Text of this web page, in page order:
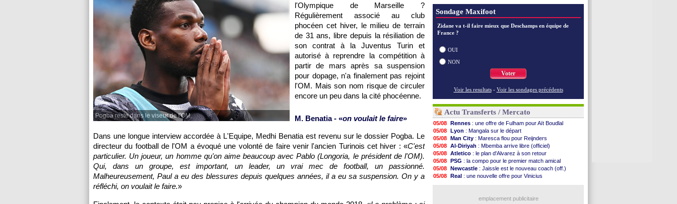
Pogba reste dans le viseur de l'OM.
l'Olympique de Marseille ?
Régulièrement associé au club
phocéen cet hiver, le milieu de terrain
de 31 ans, libre depuis la résiliation de
son contrat à la Juventus Turin et
autorisé à reprendre la compétition à
partir de mars après sa suspension
pour dopage, n'a finalement pas rejoint
l'OM. Mais son nom risque de circuler
encore un peu dans la cité phocéenne.
M. Benatia - «on voulait le faire»
Dans une longue interview accordée à L'Equipe, Medhi Benatia est revenu sur le dossier Pogba. Le
directeur du football de l'OM a évoqué une volonté de faire venir l'ancien Turinois cet hiver : «C'est
particulier. Un joueur, un homme qu'on aime beaucoup avec Pablo (Longoria, le président de l'OM).
Qui, dans un groupe, est important, un leader, un vrai mec de football, un passionné.
Malheureusement, Paul a eu des blessures depuis quelques années, il a eu sa suspension. On y a
réfléchi, on voulait le faire.»
Sondage Maxifoot
Zidane va t-il faire mieux que Deschamps en équipe de
France ?
OUI
NON
Voter
Voir les resultats - Voir les sondages précédents
Actu Transferts / Mercato
05/08 Rennes : une offre de Fulham pour Aït Boudlal
05/08 Lyon : Mangala sur le départ
05/08 Man City : Maresca flou pour Reijnders
05/08 Al-Diriyah : Mbemba arrive libre (officiel)
05/08 Atletico : le plan d'Alvarez à son retour
05/08 PSG : la compo pour le premier match amical
05/08 Newcastle : Jaissle est le nouveau coach (off.)
05/08 Real : une nouvelle offre pour Vinicius
: Diomandé arrive pour 140 M€ !
emplacement publicitaire